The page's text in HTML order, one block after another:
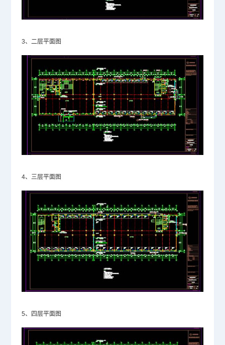
3、二层平面图
4、三层平面图
5、四层平面图